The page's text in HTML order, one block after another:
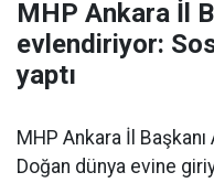
MHP Ankara İl
evlendiriyor:
yaptı
MHP Ankara İl Başkanı
Doğan dünya evine